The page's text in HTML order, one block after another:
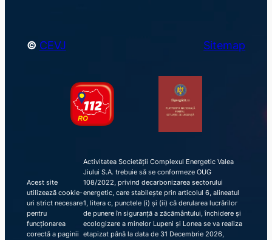
© CEVJ Sitemap
Acest site
utilizează cookie-
uri strict necesare
pentru
funcționarea
corectă a paginii
Activitatea Societății Complexul Energetic Valea
Jiului S.A. trebuie să se conformeze OUG
108/2022, privind decarbonizarea sectorului
energetic, care stabilește prin articolul 6, alineatul
1, litera c, punctele (i) și (ii) că derularea lucrărilor
de punere în siguranță a zăcământului, închidere și
ecologizare a minelor Lupeni și Lonea se va realiza
etapizat până la data de 31 Decembrie 2026,